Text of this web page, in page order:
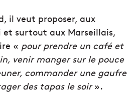
il veut proposer, aux
et surtout aux Marseillais,
« pour prendre un café et
venir manger sur le pouce
commander une gaufre
des tapas le soir».